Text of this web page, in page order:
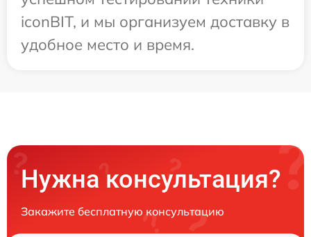
iconBIT, и мы организуем доставку в
удобное место и время.
Нужна консультация?
Закажите бесплатную консультацию